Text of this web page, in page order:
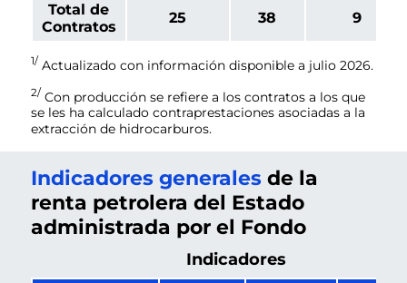
Total de
Contratos
25 38 9
1/ Actualizado con información disponible a julio 2026.
2/ Con producción se refiere a los contratos a los que
se les ha calculado contraprestaciones asociadas a la
extracción de hidrocarburos.
Indicadores generalesde la
renta petrolera del Estado
administrada por el Fondo
Indicadores